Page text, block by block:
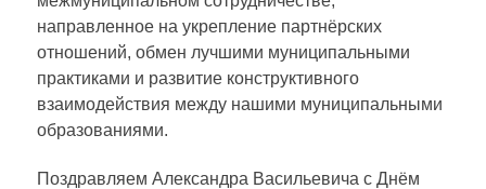
направленное на укрепление партнёрских
отношений, обмен лучшими муниципальными
практиками и развитие конструктивного
взаимодействия между нашими муниципальными
образованиями.
Поздравляем Александра Васильевича с Днём